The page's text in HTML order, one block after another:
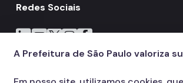
Redes Sociais
Icone do LinkedIn
Icone do YouTube
Icone do X
Icone do Instagram
Icone do Facebook
A Prefeitura de São Paulo valoriza